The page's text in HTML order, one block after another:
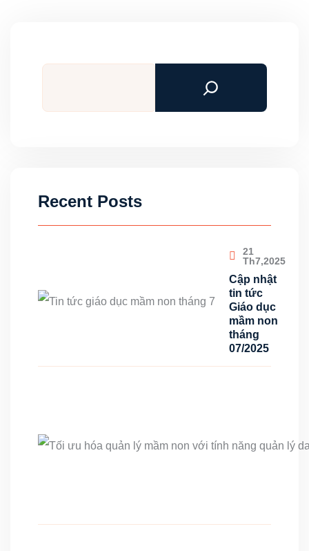
Tìm
Recent Posts
21
Th7,2025
Cập nhật
tin tức
Giáo dục
mầm non
tháng
07/2025